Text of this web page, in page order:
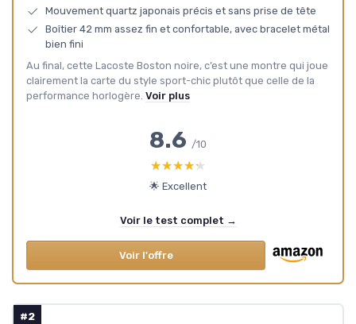
Mouvement quartz japonais précis et sans prise de tête
Boîtier 42 mm assez fin et confortable, avec bracelet métal
bien fini
Au final, cette Lacoste Boston noire, c’est une montre qui joue
clairement la carte du style sport-chic plutôt que celle de la
performance horlogère. Voir plus
8.6 /10
★★★★★
★★★★★
🌟 Excellent
Voir le test complet →
Voir l'offre
#2